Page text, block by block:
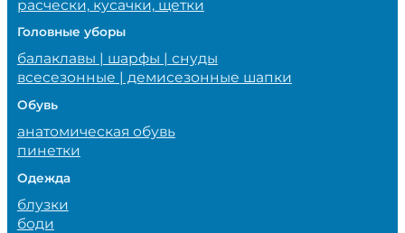
расчески, кусачки, щетки
Головные уборы
балаклавы | шарфы | снуды
всесезонные | демисезонные шапки
Обувь
анатомическая обувь
пинетки
Одежда
блузки
боди